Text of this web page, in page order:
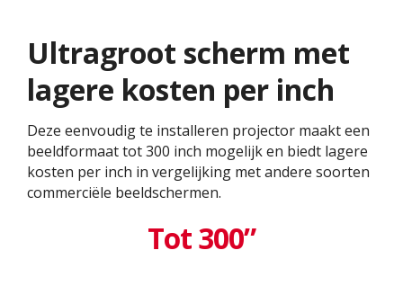
Ultragroot scherm met
lagere kosten per inch
Deze eenvoudig te installeren projector maakt een
beeldformaat tot 300 inch mogelijk en biedt lagere
kosten per inch in vergelijking met andere soorten
commerciële beeldschermen.
Tot 300”